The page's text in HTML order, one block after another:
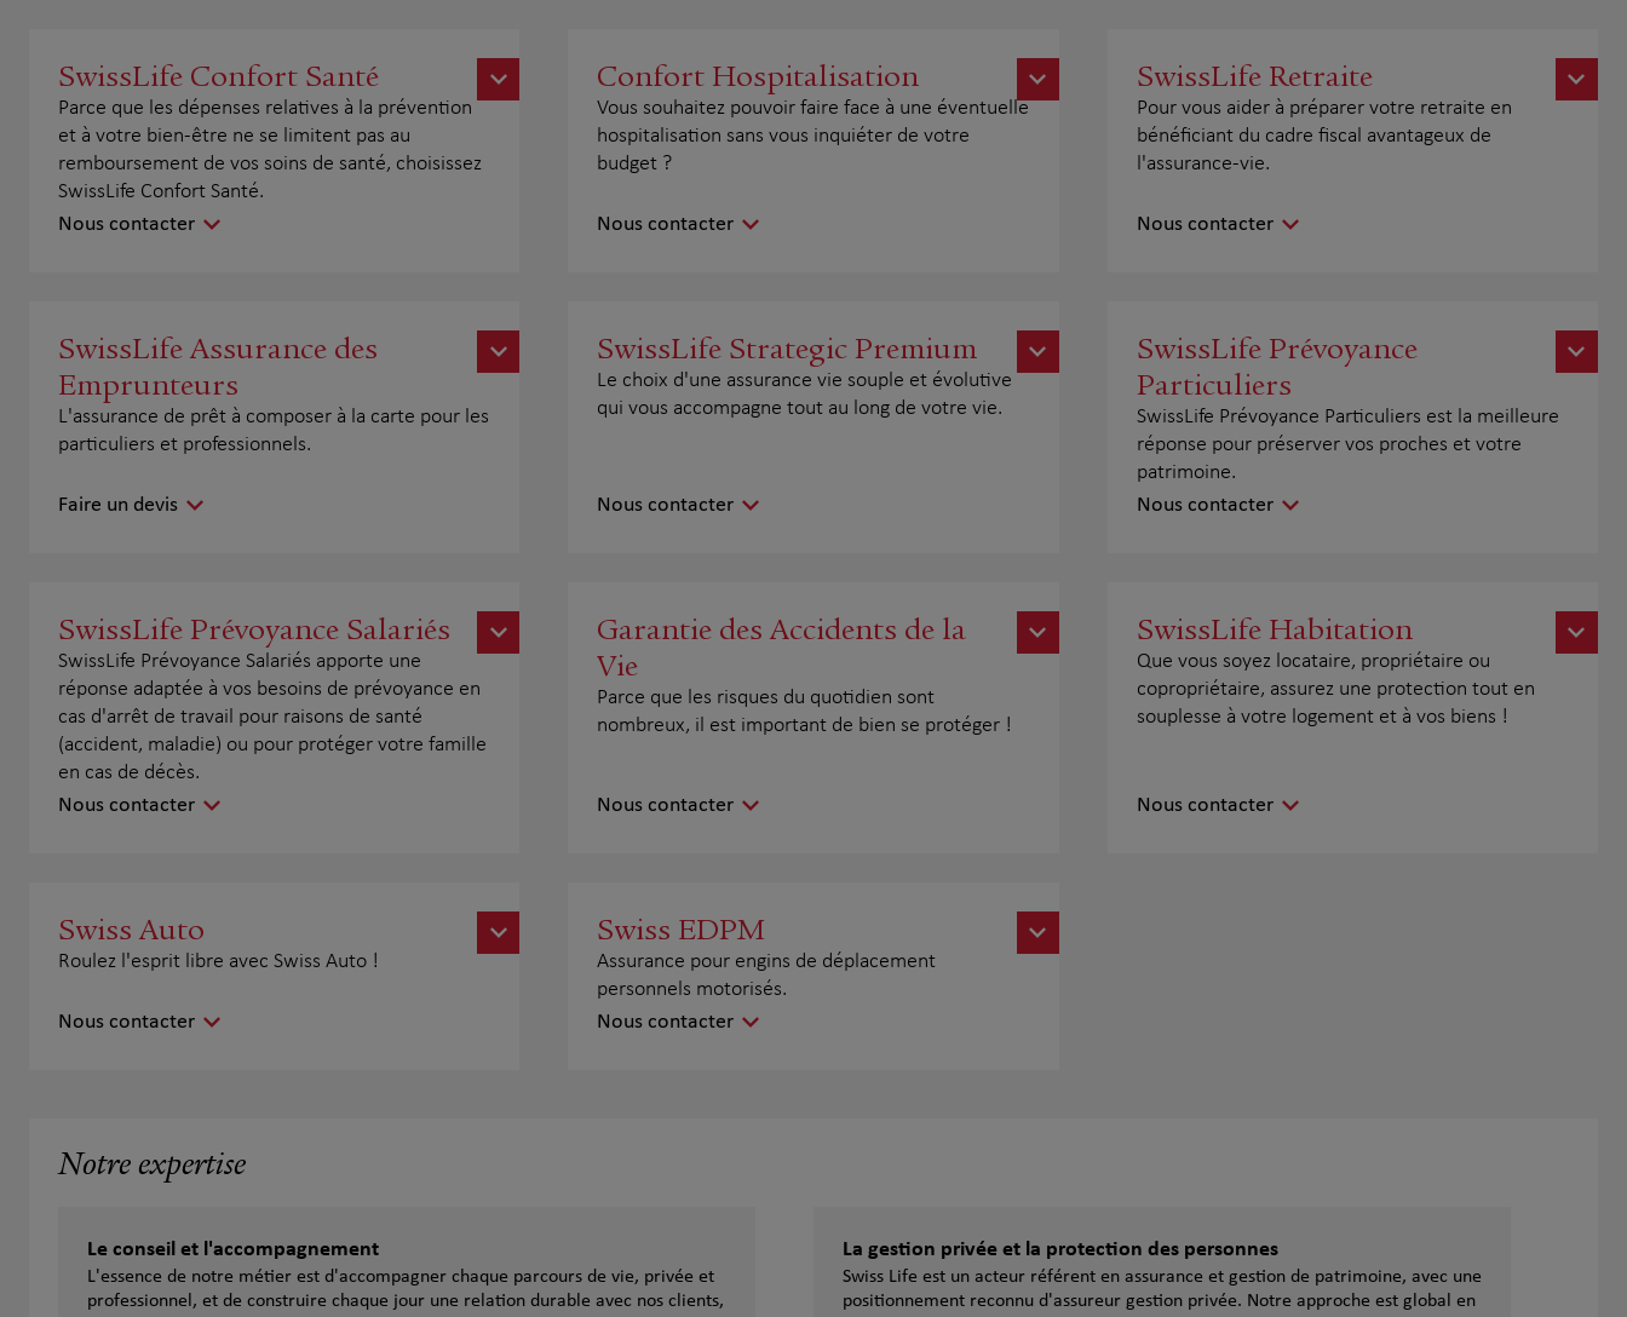
SwissLife Confort Santé
Parce que les dépenses relatives à la prévention
et à votre bien-être ne se limitent pas au
remboursement de vos soins de santé, choisissez
SwissLife Confort Santé.
Nous contacter
Confort Hospitalisation
Vous souhaitez pouvoir faire face à une éventuelle
hospitalisation sans vous inquiéter de votre
budget ?
Nous contacter
SwissLife Retraite
Pour vous aider à préparer votre retraite en
bénéficiant du cadre fiscal avantageux de
l'assurance-vie.
Nous contacter
SwissLife Assurance des
Emprunteurs
L'assurance de prêt à composer à la carte pour les
particuliers et professionnels.
Faire un devis
SwissLife Strategic Premium
Le choix d'une assurance vie souple et évolutive
qui vous accompagne tout au long de votre vie.
Nous contacter
SwissLife Prévoyance
Particuliers
SwissLife Prévoyance Particuliers est la meilleure
réponse pour préserver vos proches et votre
patrimoine.
Nous contacter
SwissLife Prévoyance Salariés
SwissLife Prévoyance Salariés apporte une
réponse adaptée à vos besoins de prévoyance en
cas d'arrêt de travail pour raisons de santé
(accident, maladie) ou pour protéger votre famille
en cas de décès.
Nous contacter
Garantie des Accidents de la
Vie
Parce que les risques du quotidien sont
nombreux, il est important de bien se protéger !
Nous contacter
SwissLife Habitation
Que vous soyez locataire, propriétaire ou
copropriétaire, assurez une protection tout en
souplesse à votre logement et à vos biens !
Nous contacter
Swiss Auto
Roulez l'esprit libre avec Swiss Auto !
Nous contacter
Swiss EDPM
Assurance pour engins de déplacement
personnels motorisés.
Nous contacter
Notre expertise
Le conseil et l'accompagnement
L'essence de notre métier est d'accompagner chaque parcours de vie, privée et
professionnel, et de construire chaque jour une relation durable avec nos clients,
La gestion privée et la protection des personnes
Swiss Life est un acteur référent en assurance et gestion de patrimoine, avec une
positionnement reconnu d'assureur gestion privée. Notre approche est global en